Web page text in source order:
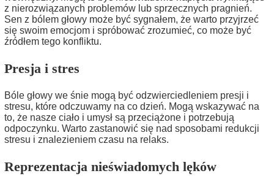
z nierozwiązanych problemów lub sprzecznych pragnień.
Sen z bólem głowy może być sygnałem, że warto przyjrzeć
się swoim emocjom i spróbować zrozumieć, co może być
źródłem tego konfliktu.
Presja i stres
Bóle głowy we śnie mogą być odzwierciedleniem presji i
stresu, które odczuwamy na co dzień. Mogą wskazywać na
to, że nasze ciało i umysł są przeciążone i potrzebują
odpoczynku. Warto zastanowić się nad sposobami redukcji
stresu i znalezieniem czasu na relaks.
Reprezentacja nieświadomych lęków